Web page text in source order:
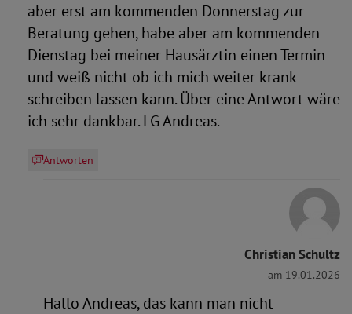
aber erst am kommenden Donnerstag zur
Beratung gehen, habe aber am kommenden
Dienstag bei meiner Hausärztin einen Termin
und weiß nicht ob ich mich weiter krank
schreiben lassen kann. Über eine Antwort wäre
ich sehr dankbar. LG Andreas.
Antworten
Christian Schultz
am 19.01.2026
Hallo Andreas, das kann man nicht